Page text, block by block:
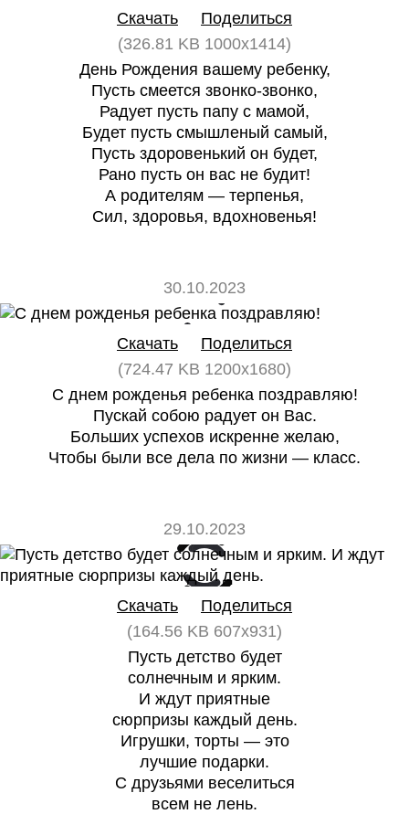
Скачать
Поделиться
(326.81 KB 1000x1414)
День Рождения вашему ребенку,
Пусть смеется звонко-звонко,
Радует пусть папу с мамой,
Будет пусть смышленый самый,
Пусть здоровенький он будет,
Рано пусть он вас не будит!
А родителям — терпенья,
Сил, здоровья, вдохновенья!
30.10.2023
0 0
Скачать
Поделиться
(724.47 KB 1200x1680)
С днем рожденья ребенка поздравляю!
Пускай собою радует он Вас.
Больших успехов искренне желаю,
Чтобы были все дела по жизни — класс.
29.10.2023
0 0
Скачать
Поделиться
(164.56 KB 607x931)
Пусть детство будет
солнечным и ярким.
И ждут приятные
сюрпризы каждый день.
Игрушки, торты — это
лучшие подарки.
С друзьями веселиться
всем не лень.